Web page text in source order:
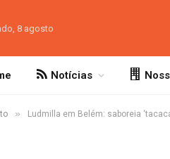
8 agosto
Notícias
» Ludmilla em Belém: saboreia